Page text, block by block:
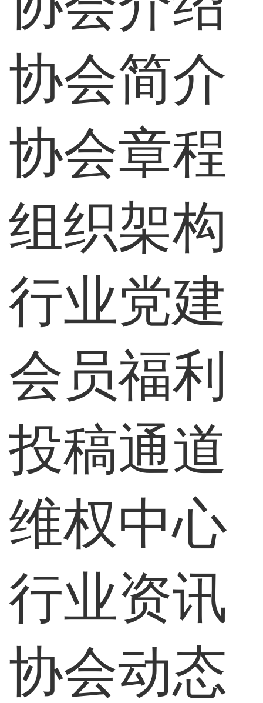
协会简介
协会章程
组织架构
行业党建
会员福利
投稿通道
维权中心
行业资讯
协会动态